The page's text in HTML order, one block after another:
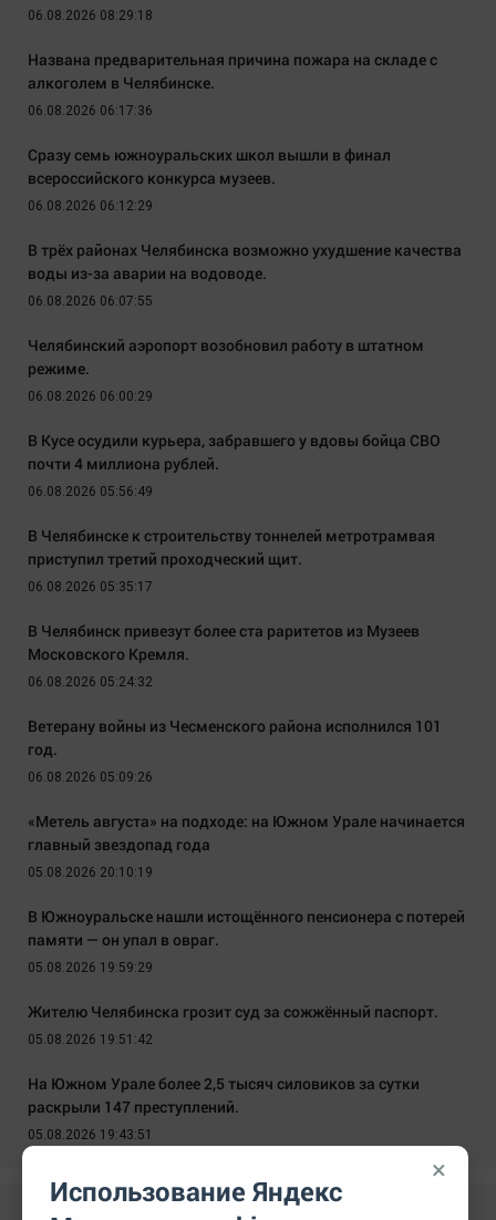
06.08.2026 08:29:18
Названа предварительная причина пожара на складе с
алкоголем в Челябинске.
06.08.2026 06:17:36
Сразу семь южноуральских школ вышли в финал
всероссийского конкурса музеев.
06.08.2026 06:12:29
В трёх районах Челябинска возможно ухудшение качества
воды из-за аварии на водоводе.
06.08.2026 06:07:55
Челябинский аэропорт возобновил работу в штатном
режиме.
06.08.2026 06:00:29
В Кусе осудили курьера, забравшего у вдовы бойца СВО
почти 4 миллиона рублей.
06.08.2026 05:56:49
В Челябинске к строительству тоннелей метротрамвая
приступил третий проходческий щит.
06.08.2026 05:35:17
В Челябинск привезут более ста раритетов из Музеев
Московского Кремля.
06.08.2026 05:24:32
Ветерану войны из Чесменского района исполнился 101
год.
06.08.2026 05:09:26
«Метель августа» на подходе: на Южном Урале начинается
главный звездопад года
05.08.2026 20:10:19
В Южноуральске нашли истощённого пенсионера с потерей
памяти — он упал в овраг.
05.08.2026 19:59:29
Жителю Челябинска грозит суд за сожжённый паспорт.
05.08.2026 19:51:42
На Южном Урале более 2,5 тысяч силовиков за сутки
раскрыли 147 преступлений.
05.08.2026 19:43:51
×
Использование Яндекс